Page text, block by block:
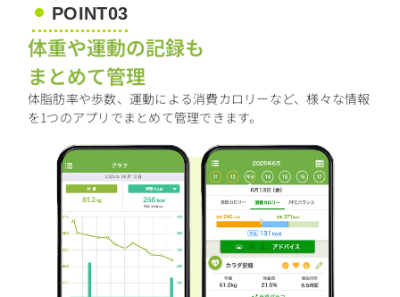
POINT03
体重や運動の記録も
まとめて管理
体脂肪率や歩数、運動による消費カロリーなど、様々な情報
を1つのアプリでまとめて管理できます。